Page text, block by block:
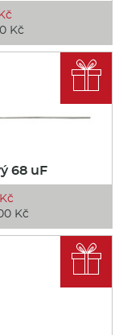
Kč
68 uF
Kč

